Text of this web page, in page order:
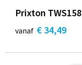
Prixton
vanaf € 34,49